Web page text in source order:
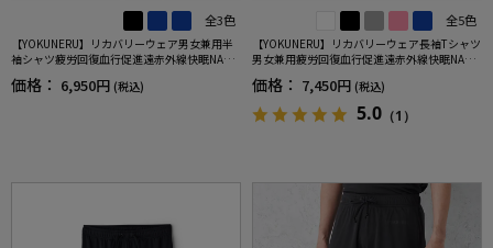
全3色
【YOKUNERU】リカバリーウェア男女兼用半
袖シャツ疲労回復血行促進遠赤外線快眠NANO
MIX(R)【一般医療機器】SS～LLサイズ
価格： 6,950円 (税込)
全5色
【YOKUNERU】リカバリーウェア長袖Tシャツ
男女兼用疲労回復血行促進遠赤外線快眠NANO
MIX(R)【一般医療機器】SS～LLサイズ
価格： 7,450円 (税込)
5.0 （1）